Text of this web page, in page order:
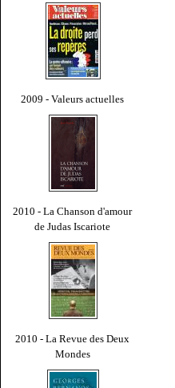
2009 - Valeurs actuelles
2010 - La Chanson d'amour
de Judas Iscariote
2010 - La Revue des Deux
Mondes